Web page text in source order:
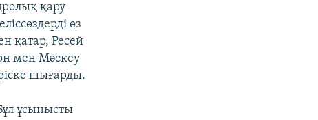
қару
өз
қатар, Ресей
мен Мәскеу
шығарды.
ұсынысты